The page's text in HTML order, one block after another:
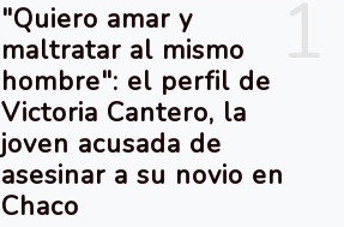
"Quiero amar y
maltratar al mismo
hombre": el perfil de
Victoria Cantero, la
joven acusada de
asesinar a su novio en
Chaco